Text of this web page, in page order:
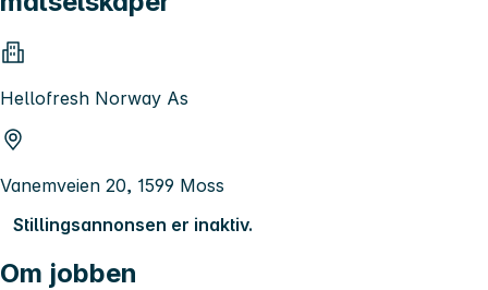
Hellofresh Norway As
Vanemveien 20, 1599 Moss
Stillingsannonsen er inaktiv.
Om jobben